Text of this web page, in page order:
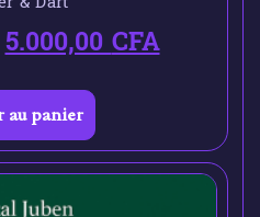
5.000,00CFA
au panier